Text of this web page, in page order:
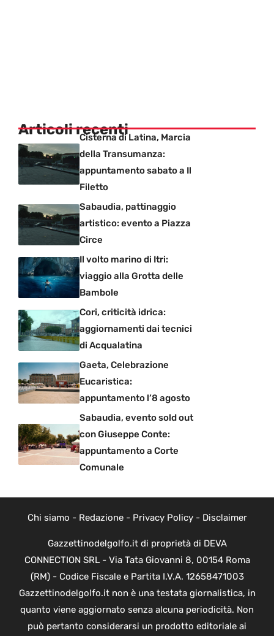
Articoli recentiCisterna di Latina, Marcia
della Transumanza:
appuntamento sabato a Il
Filetto
Sabaudia, pattinaggio
artistico: evento a Piazza
Circe
Il volto marino di Itri:
viaggio alla Grotta delle
Bambole
Cori, criticità idrica:
aggiornamenti dai tecnici
di Acqualatina
Gaeta, Celebrazione
Eucaristica:
appuntamento l’8 agosto
Sabaudia, evento sold out
con Giuseppe Conte:
appuntamento a Corte
Comunale
Chi siamo - Redazione- Privacy Policy- Disclaimer
Gazzettinodelgolfo.it di proprietà di DEVA
CONNECTION SRL - Via Tata Giovanni 8, 00154 Roma
(RM) - Codice Fiscale e Partita I.V.A. 12658471003
Gazzettinodelgolfo.it non è una testata giornalistica, in
quanto viene aggiornato senza alcuna periodicità. Non
può pertanto considerarsi un prodotto editoriale ai